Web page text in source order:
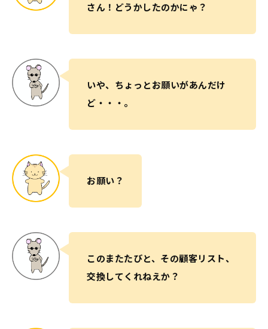
さん！どうかしたのかにゃ？
いや、ちょっとお願いがあんだけ
ど・・・。
お願い？
このまたたびと、その顧客リスト、
交換してくれねえか？